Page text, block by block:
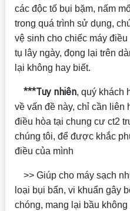
các độc tố bụi bặm, nấm
trong quá trình sử dụng,
vệ sinh cho chiếc máy
tụ lây ngày, đọng lại trên
lại không hay biết.
***Tuy nhiên, quý khách
về vấn đề này, chỉ cần
điều hòa tại chung cư ct2
chúng tôi, để được khắc
điều của mình
>> Giúp cho máy sạch
loại bụi bẩn, vi khuẩn gây
chóng, mang lại bầu